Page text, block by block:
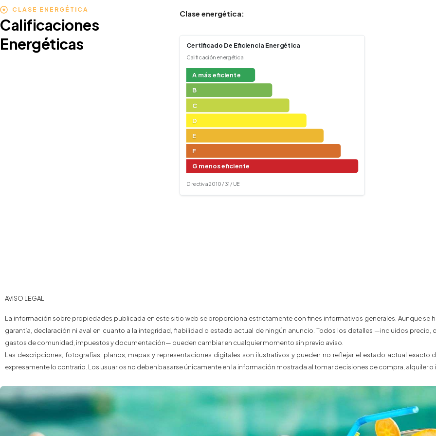
CLASE ENERGÉTICA
Calificaciones
Energéticas
Clase energética:
Certificado De Eficiencia Energética
Calificación energética
A más eficiente
B
C
D
E
F
G menos eficiente
Directiva 2010 / 31 / UE
AVISO LEGAL:
La información sobre propiedades publicada en este sitio web se proporciona estrictamente con fines informativos generales. Aunque se
garantía, declaración ni aval en cuanto a la integridad, fiabilidad o estado actual de ningún anuncio. Todos los detalles —incluidos
gastos de comunidad, impuestos y documentación— pueden cambiar en cualquier momento sin previo aviso.
Las descripciones, fotografías, planos, mapas y representaciones digitales son ilustrativos y pueden no reflejar el estado actual
expresamente lo contrario. Los usuarios no deben basarse únicamente en la información mostrada al tomar decisiones de compra, alquiler o